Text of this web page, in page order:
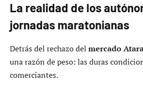
La realidad de los
jornadas maratonianas
Detrás del rechazo del mercado
una razón de peso: las duras
comerciantes.